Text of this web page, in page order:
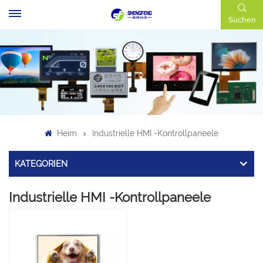
Suchen
Heim Industrielle HMI -Kontrollpaneele
KATEGORIEN
Industrielle HMI -Kontrollpaneele